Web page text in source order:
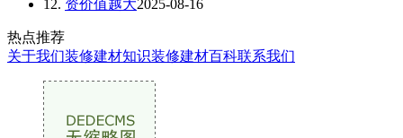
12. 资价值越大2025-08-16
热点推荐
关于我们装修建材知识装修建材百科联系我们